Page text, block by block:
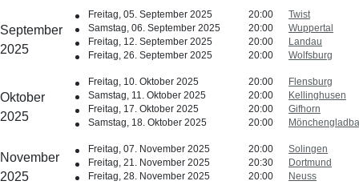
September
2025
Freitag, 05. September 2025 20:00
Twist
Samstag, 06. September 2025
20:00
Wuppertal
Freitag, 12. September 2025
20:00
Landau
Freitag, 26. September 2025
20:00 Wolfsburg
Oktober
2025
Freitag, 10. Oktober 2025 20:00
Flensburg
Samstag, 11. Oktober 2025
20:00
Kellinghusen
Freitag, 17. Oktober 2025
20:00
Gifhorn
Samstag, 18. Oktober 2025
20:00
November
2025
Freitag, 07. November 2025 20:00
Solingen
Freitag, 21. November 2025
20:30
Dortmund
Freitag, 28. November 2025
20:00 Neuss